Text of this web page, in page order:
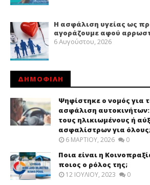
Η ασφάλιση υγείας ως
αγοράζουμε αφού
6 Αυγούστου, 2026
ΔΗΜΟΦΙΛΗ
Ψηφίστηκε ο νομός για
ασφάλιση αυτοκινήτων:
τους ηλικιωμένους ή
ασφαλίστρων για
6 ΜΑΡΤΊΟΥ, 2026 0
Ποια είναι η
ποιος ο ρόλος της;
12 ΙΟΥΛΊΟΥ, 2023 0